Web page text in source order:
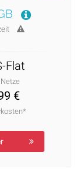
Flat
€